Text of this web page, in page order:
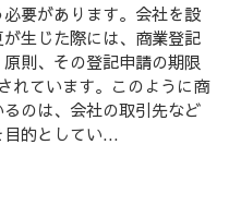
要があります。会社を設
生じた際には、商業登記
則、その登記申請の期限
れています。このように商
のは、会社の取引先など
的としてい...